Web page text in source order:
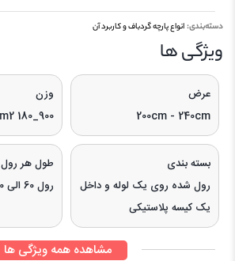
دسته‌بندی:انواع پارچه گردباف و کاربرد آن
ویژگی‌ ها
عرض
200cm - 240cm
وزن
900_180 g/m2
بسته بندی
رول شده روی یک لوله و داخل
یک کیسه پلاستیکی
طول هر رول
رول 60 الی 70 متری
مشاهده همه ویژگی ها